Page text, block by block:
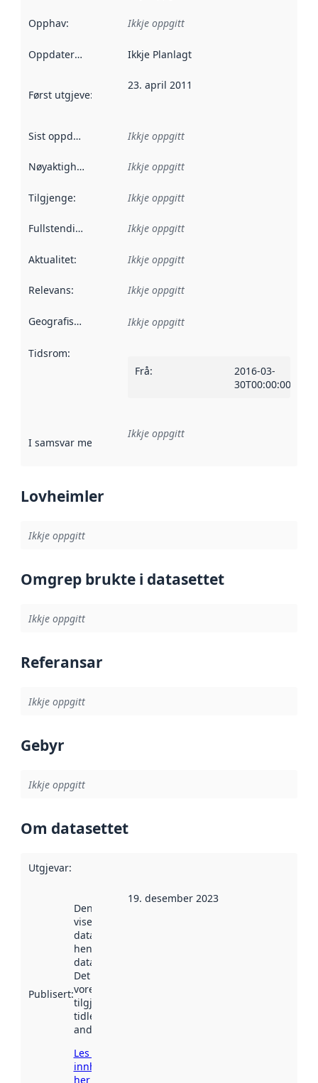
Opphav: Ikkje oppgitt
Oppdateringsfrekvens :
Ikkje Planlagt
Først utgjeve: Denne datoen seier når dataa i dette
23. april 2011
Sist oppdatert Ikkje oppgitt
Nøyaktigheit Ikkje oppgitt
Tilgjenge: Ikkje oppgitt
Fullstendigheit Ikkje oppgitt
Aktualitet: Ikkje oppgitt
Relevans: Ikkje oppgitt
Geografisk område Ikkje oppgitt
Tidsrom:
Frå:
2016-03-
30T00:00:00Z
I samsvar med Referanse til ei implementeringsregel eller
Ikkje oppgitt
Lovheimler
Ikkje oppgitt
Omgrep brukte i datasettet
Ikkje oppgitt
Referansar
Ikkje oppgitt
Gebyr
Ikkje oppgitt
Om datasettet
Utgjevar:
Publisert:
Denne datoen
viser når
datasettet vart
henta inn av
data.norge.no.
Det kan ha
vore
tilgjengeleg
tidlegare
andre stader.
Les meir om
innhenting
her
19. desember 2023